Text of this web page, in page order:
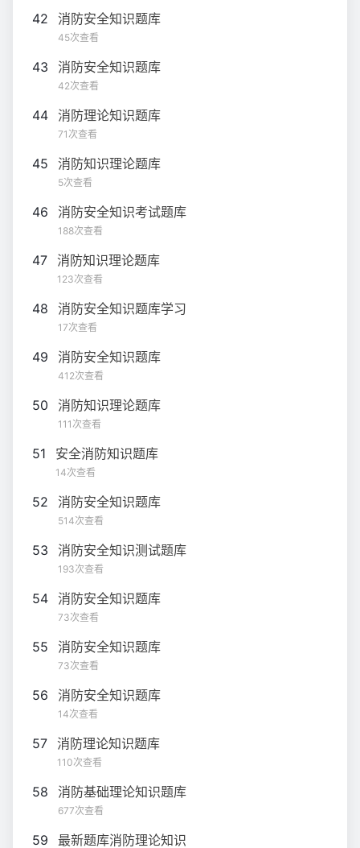
42 消防安全知识题库
45次查看
43 消防安全知识题库
42次查看
44 消防理论知识题库
71次查看
45 消防知识理论题库
5次查看
46 消防安全知识考试题库
188次查看
47 消防知识理论题库
123次查看
48 消防安全知识题库学习
17次查看
49 消防安全知识题库
412次查看
50 消防知识理论题库
111次查看
51 安全消防知识题库
14次查看
52 消防安全知识题库
514次查看
53 消防安全知识测试题库
193次查看
54 消防安全知识题库
73次查看
55 消防安全知识题库
73次查看
56 消防安全知识题库
14次查看
57 消防理论知识题库
110次查看
58 消防基础理论知识题库
677次查看
59 最新题库消防理论知识